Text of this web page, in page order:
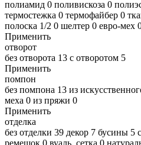
полиамид 0 поливискоза 0
термостежка 0 термофайбер 0
полоска 1/2 0 шелтер 0 евро-мех
Применить
отворот
без отворота 13 с отворотом 5
Применить
помпон
без помпона 13 из
меха 0 из пряжи 0
Применить
отделка
без отделки 39 декор 7 бусины 5
ремешок 0 вуаль, сетка 0